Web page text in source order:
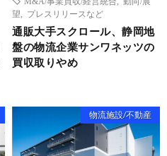
望
プレスリリースなど
通販大手スクロール、静岡地
盤の物流企業サンワネッツの
買収取りやめ
物流施設/不動産